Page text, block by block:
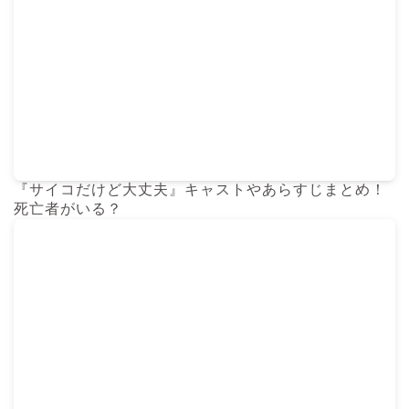
『サイコだけど大丈夫』キャストやあらすじまとめ！
死亡者がいる？